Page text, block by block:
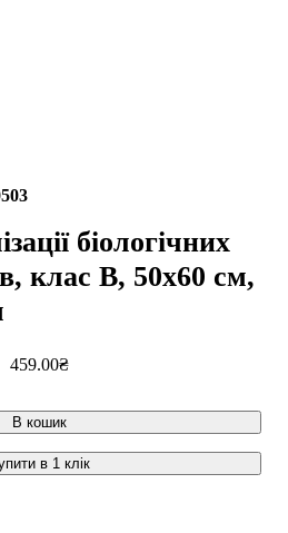
біологічних
клас B, 50x60 см,
459.00₴
В кошик
в 1 клік